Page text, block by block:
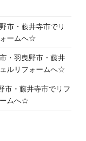
市・藤井寺市でリ
ームへ☆
・羽曳野市・藤井
ルリフォームへ☆
市・藤井寺市でリフ
ームへ☆